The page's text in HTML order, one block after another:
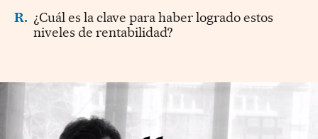
R. ¿Cuál es la clave para haber logrado estos
niveles de rentabilidad?